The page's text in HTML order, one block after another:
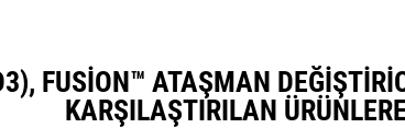
FUSION™ ATAŞMAN
KARŞILAŞTIRILAN